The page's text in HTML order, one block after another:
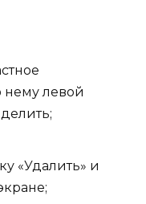
левой
«Удалить» и